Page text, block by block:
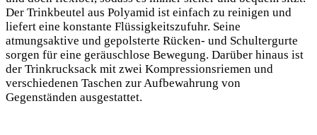
Der Trinkbeutel aus‌ Polyamid⁣ ist​ einfach zu reinigen und
liefert eine konstante Flüssigkeitszufuhr. ‌Seine
atmungsaktive und gepolsterte Rücken- und​ Schultergurte
sorgen für eine geräuschlose​ Bewegung. Darüber hinaus ist
der Trinkrucksack ​mit‍ zwei Kompressionsriemen und‌
verschiedenen Taschen zur Aufbewahrung von
Gegenständen ausgestattet.